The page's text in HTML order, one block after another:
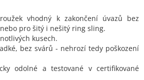
vhodný k zakončení úvazů bez
pro šitý i nešitý ring sling.
kusech.
bez svárů - nehrozí tedy poškození
odolné a testované v certifikované